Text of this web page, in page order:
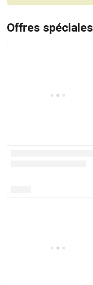
Offres spéciales